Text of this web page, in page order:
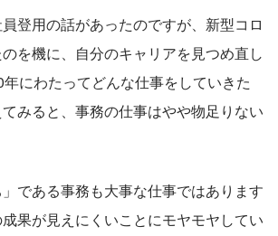
登用の話があったのですが、新型コロ
を機に、自分のキャリアを見つめ直し
にわたってどんな仕事をしていきた
みると、事務の仕事はやや物足りない
」である事務も大事な仕事ではあります
果が見えにくいことにモヤモヤしてい